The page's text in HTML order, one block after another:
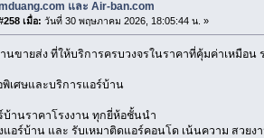
และ Air-ban.com
เมื่อ: วันที่ 30 พฤษภาคม 2026, 18:05:44 น. »
นขายส่ง ที่ให้บริการครบวงจรในราคาที่คุ้มค่าเหมือน
พิเศษและบริการแอร์บ้าน
านราคาโรงงาน ทุกยี่ห้อชั้นนำ
อร์บ้าน และ รับเหมาติดแอร์คอนโด เน้นความ สวยง